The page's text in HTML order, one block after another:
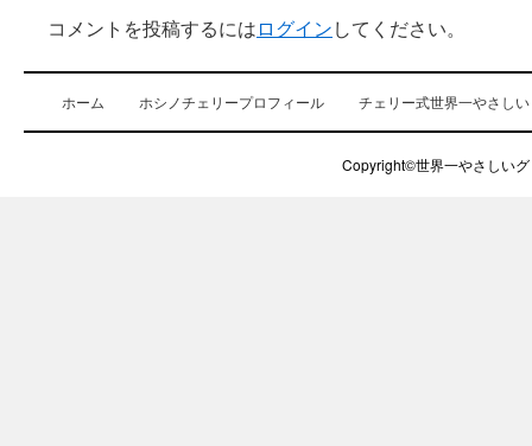
コメントを投稿するにはログインしてください。
ホーム ホシノチェリープロフィール チェリー式世界一やさし
Copyright©世界一やさしい